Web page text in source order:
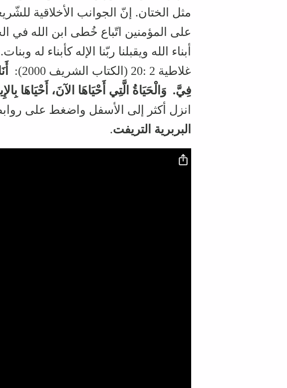
مثل الختان. إنّ الجوانب الأخلاقية
على المؤمنين اتّباع خُطى ابن الله في
أبناء الله ويقبلنا ربّنا الإله كأبناء
غلاطية 2 :20 (الكتاب الشريف 2000):
فِيَّ.‏ وَالْحَيَاةُ الَّتِي أَحْيَاهَا الآنَ،‏ أَحْيَاهَا
انزل أكثر إلى الأسفل واضغط على
البربرية التريفت.